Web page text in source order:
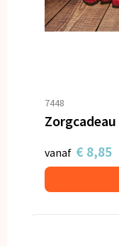
7448
vanaf € 8,85